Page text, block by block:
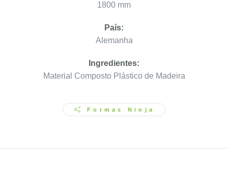
1800 mm
País:
Alemanha
Ingredientes:
Material Composto Plástico de Madeira
Formas Ninja